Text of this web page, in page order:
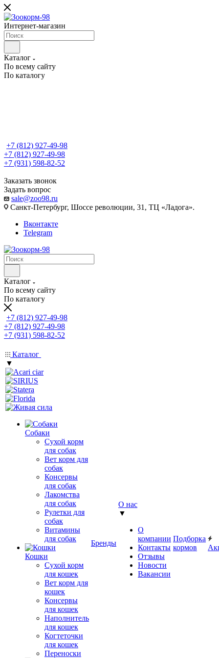
Интернет-магазин
Каталог
По всему сайту
По каталогу
+7 (812) 927-49-98
+7 (812) 927-49-98
+7 (931) 598-82-52
Заказать звонок
Задать вопрос
sale@zoo98.ru
Санкт-Петербург, Шоссе революции, 31, ТЦ «Ладога».
Вконтакте
Telegram
Каталог
По всему сайту
По каталогу
+7 (812) 927-49-98
+7 (812) 927-49-98
+7 (931) 598-82-52
Каталог
▼
Собаки
Сухой корм
для собак
Вет корм для
собак
Консервы
для собак
Лакомства
для собак
Рулетки для
собак
Витамины
для собак
Кошки
Сухой корм
для кошек
Вет корм для
кошек
Консервы
для кошек
Наполнитель
для кошек
Когтеточки
для кошек
Переноски
Бренды
О нас
▼
О
компании
Контакты
Отзывы
Новости
Вакансии
Подборка
кормов